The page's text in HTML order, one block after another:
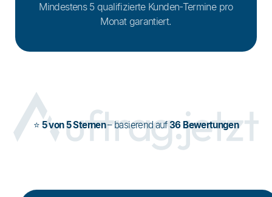
Mindestens 5 qualifizierte Kunden-Termine pro
Monat garantiert.
⭐ 5 von 5 Sternen– basierend auf36 Bewertungen